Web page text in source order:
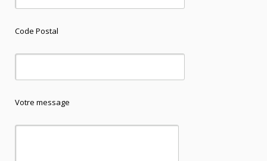
Code Postal
Votre message